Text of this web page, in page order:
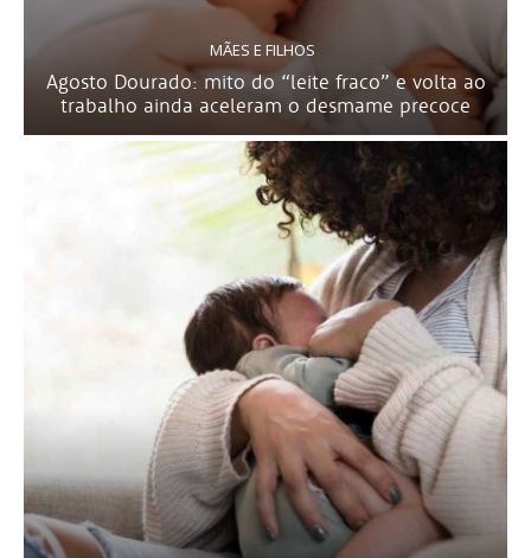
MÃES E FILHOS
Agosto Dourado: mito do “leite fraco” e volta ao
trabalho ainda aceleram o desmame precoce